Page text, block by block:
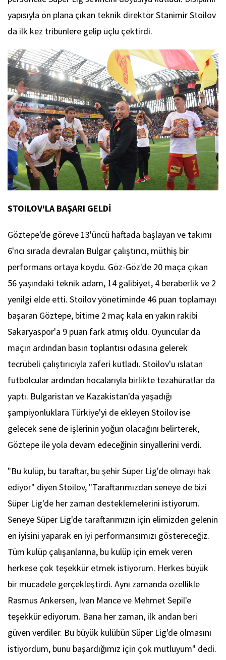
yapısıyla ön plana çıkan teknik direktör Stanimir Stoilov
da ilk kez tribünlere gelip üçlü çektirdi.
STOILOV'LA BAŞARI GELDİ
Göztepe'de göreve 13'üncü haftada başlayan ve takımı
6'ncı sırada devralan Bulgar çalıştırıcı, müthiş bir
performans ortaya koydu. Göz-Göz'de 20 maça çıkan
56 yaşındaki teknik adam, 14 galibiyet, 4 beraberlik ve 2
yenilgi elde etti. Stoilov yönetiminde 46 puan toplamayı
başaran Göztepe, bitime 2 maç kala en yakın rakibi
Sakaryaspor'a 9 puan fark atmış oldu. Oyuncular da
maçın ardından basın toplantısı odasına gelerek
tecrübeli çalıştırıcıyla zaferi kutladı. Stoilov'u ıslatan
futbolcular ardından hocalarıyla birlikte tezahüratlar da
yaptı. Bulgaristan ve Kazakistan'da yaşadığı
şampiyonluklara Türkiye'yi de ekleyen Stoilov ise
gelecek sene de işlerinin yoğun olacağını belirterek,
Göztepe ile yola devam edeceğinin sinyallerini verdi.
"Bu kulüp, bu taraftar, bu şehir Süper Lig'de olmayı hak
ediyor" diyen Stoilov, "Taraftarımızdan seneye de bizi
Süper Lig'de her zaman desteklemelerini istiyorum.
Seneye Süper Lig'de taraftarımızın için elimizden gelenin
en iyisini yaparak en iyi performansımızı göstereceğiz.
Tüm kulüp çalışanlarına, bu kulüp için emek veren
herkese çok teşekkür etmek istiyorum. Herkes büyük
bir mücadele gerçekleştirdi. Aynı zamanda özellikle
Rasmus Ankersen, Ivan Mance ve Mehmet Sepil'e
teşekkür ediyorum. Bana her zaman, ilk andan beri
güven verdiler. Bu büyük kulübün Süper Lig'de olmasını
istiyordum, bunu başardığımız için çok mutluyum" dedi.